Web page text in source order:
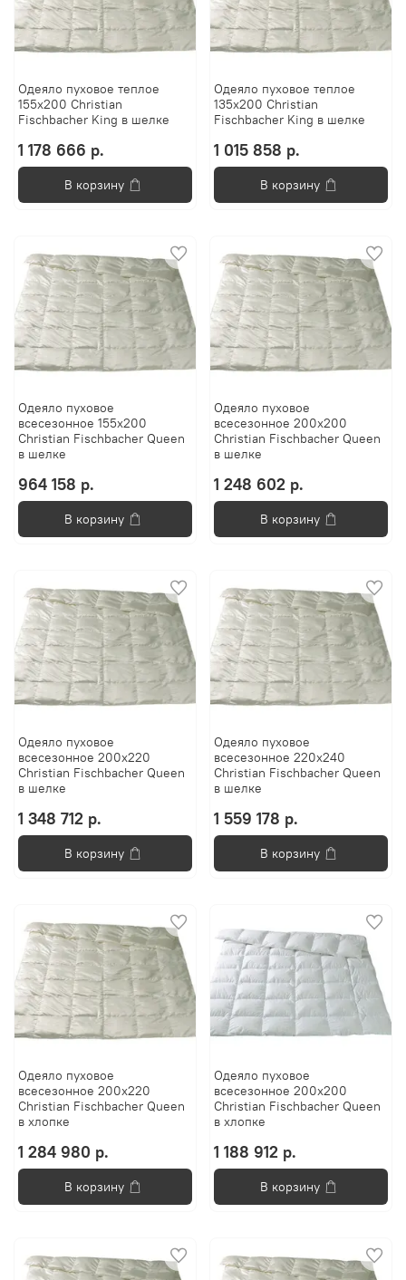
Одеяло пуховое теплое
155х200 Christian
Fischbacher King в шелке
1 178 666 р.
В корзину
Одеяло пуховое теплое
135х200 Christian
Fischbacher King в шелке
1 015 858 р.
В корзину
Одеяло пуховое
всесезонное 155х200
Christian Fischbacher Queen
в шелке
964 158 р.
В корзину
Одеяло пуховое
всесезонное 200х200
Christian Fischbacher Queen
в шелке
1 248 602 р.
В корзину
Одеяло пуховое
всесезонное 200х220
Christian Fischbacher Queen
в шелке
1 348 712 р.
В корзину
Одеяло пуховое
всесезонное 220х240
Christian Fischbacher Queen
в шелке
1 559 178 р.
В корзину
Одеяло пуховое
всесезонное 200х220
Christian Fischbacher Queen
в хлопке
1 284 980 р.
В корзину
Одеяло пуховое
всесезонное 200х200
Christian Fischbacher Queen
в хлопке
1 188 912 р.
В корзину